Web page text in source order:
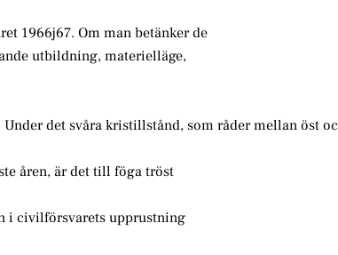
1966j67. Om man betänker de
utbildning, materielläge,
det svåra kristillstånd, som råder mellan öst
åren, är det till föga tröst
i civilförsvarets upprustning